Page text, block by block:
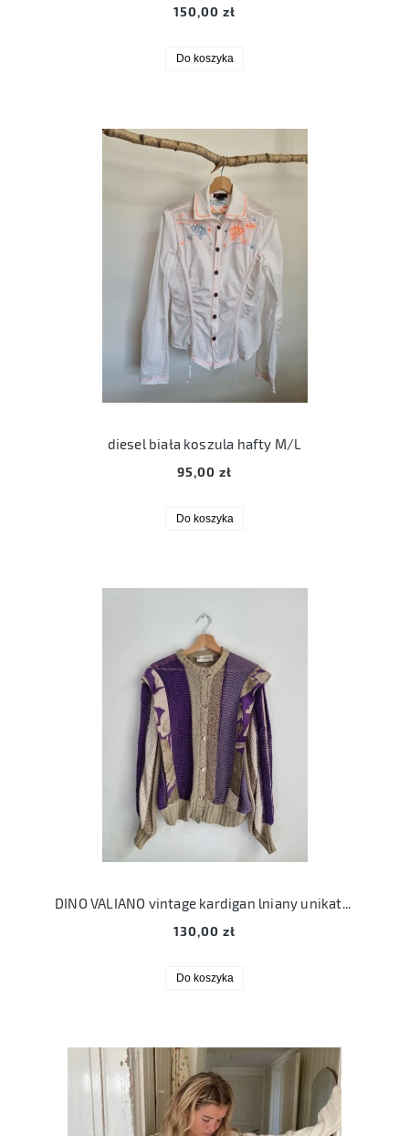
150,00 zł
Do koszyka
diesel biała koszula hafty M/L
95,00 zł
Do koszyka
DINO VALIANO vintage kardigan lniany unikatowy sweter L 40
130,00 zł
Do koszyka